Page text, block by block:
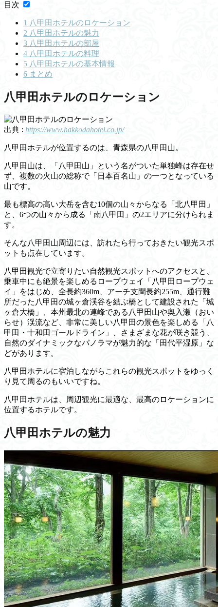
目次
1 八甲田ホテルのロケーション
2 八甲田ホテルの魅力
3 八甲田ホテルの部屋
4 八甲田ホテルの料理
5 八甲田ホテルの基本情報
6 まとめ
八甲田ホテルのロケーション
出典 : https://www.hakkodahotel.co.jp/
八甲田ホテルが位置するのは、青森県の八甲田山。
八甲田山は、「八甲田山」という名がついた単独峰は存在せ
ず、複数の火山の総称で「日本百名山」の一つとなっている
山です。
最も標高の高い大岳を含む10個の山々からなる「北八甲田」
と、6つの山々から成る「南八甲田」の2エリアに分けられま
す。
そんな八甲田山周辺には、訪れたら行っておきたい観光スポ
ットも点在しています。
八甲田観光で立寄りたい自然観光スポットへのアクセスと、
乗車中にも絶景を楽しめるロープウェイ「八甲田ロープウェ
イ」をはじめ、全長約360m、アーチ支間長約255m、通行難
所だった八甲田の城ヶ倉渓谷を結ぶ橋として建設された「城
ヶ倉大橋」、本州最北の連峰である八甲田山や奥入瀬（おい
らせ）渓流など、非常に美しい八甲田の景色を楽しめる「八
甲田・十和田ゴールドライン」、さまざまな花が咲き競う、
自然のダイナミックなパノラマが魅力的な「田代平湿原」な
どがあります。
八甲田ホテルに宿泊しながらこれらの観光スポットをゆっく
り見て周るのもいいですね。
八甲田ホテルは、周辺観光に最適な、最高のロケーションに
位置するホテルです。
八甲田ホテルの魅力